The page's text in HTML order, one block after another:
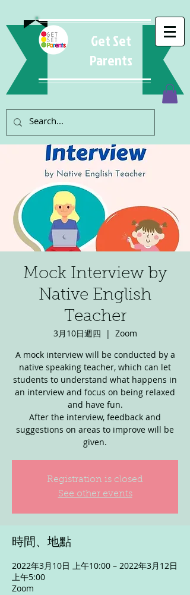
Get Set
Parents
Mock Interview by
Native English
Teacher
3月10日週四
  |
Zoom
A mock interview will be conducted by a
native speaking teacher, which can let
students to understand what happens in
an interview and focus on being relaxed
and have fun.
After the interview, feedback and
suggestions on areas to improve will be
given.
Registration is closed
See other events
時間、地點
2022年3月10日 上午10:00 – 2022年3月12日
上午5:00
Zoom